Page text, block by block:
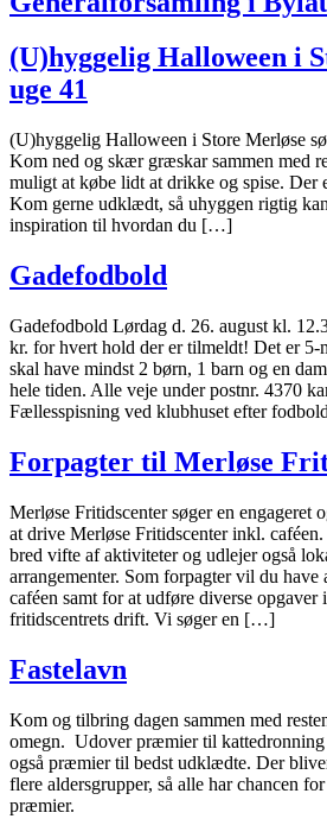
(U)hyggelig Halloween i
uge 41
(U)hyggelig Halloween i Store Merløse
Kom ned og skær græskar sammen med
muligt at købe lidt at drikke og spise. Der
Kom gerne udklædt, så uhyggen rigtig
inspiration til hvordan du […]
Gadefodbold
Gadefodbold Lørdag d. 26. august kl.
kr. for hvert hold der er tilmeldt! Det er 5-
skal have mindst 2 børn, 1 barn og en
hele tiden. Alle veje under postnr. 4370
Fællesspisning ved klubhuset efter
Forpagter til Merløse
Merløse Fritidscenter søger en engageret
at drive Merløse Fritidscenter inkl.
bred vifte af aktiviteter og udlejer også
arrangementer. Som forpagter vil du have
caféen samt for at udføre diverse opgaver
fritidscentrets drift. Vi søger en […]
Fastelavn
Kom og tilbring dagen sammen med
omegn. Udover præmier til kattedronning
også præmier til bedst udklædte. Der
flere aldersgrupper, så alle har chancen
præmier.